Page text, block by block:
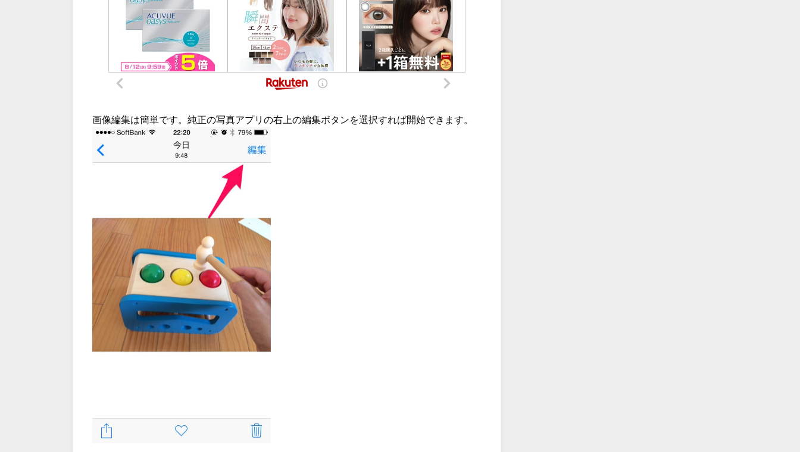
画像編集は簡単です。純正の写真アプリの右上の編集ボタンを選択すれば開始できます。